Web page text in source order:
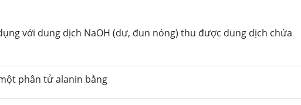
với dung dịch NaOH (dư, đun nóng) thu được dung dịch chứa
phân tử alanin bằng